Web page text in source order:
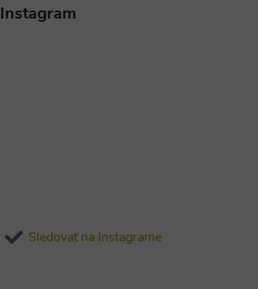
Instagram
Sledovať na Instagrame